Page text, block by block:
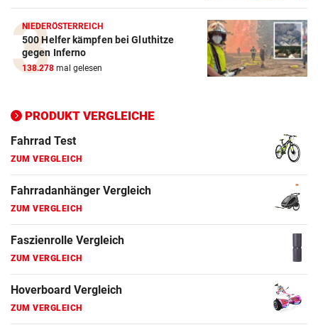
NIEDERÖSTERREICH
500 Helfer kämpfen bei Gluthitze
gegen Inferno
138.278 mal gelesen
PRODUKT VERGLEICHE
ZUM VERGLEICH
Elektro-Scooter Vergleich
ZUM VERGLEICH
ZUM VERGLEICH
Fahrrad Test
ZUM VERGLEICH
Fahrradanhänger Vergleich
ZUM VERGLEICH
Faszienrolle Vergleich
ZUM VERGLEICH
Hoverboard Vergleich
ZUM VERGLEICH